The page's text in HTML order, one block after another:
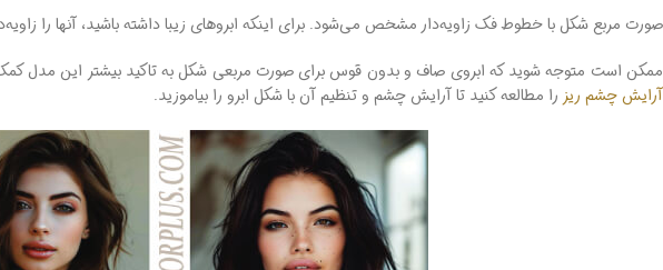
صورت مربع شکل با خطوط فک زاویه‌دار مشخص می‌شود. برای اینکه ابروهای زیبا داشته باشید، آنها را
ممکن است متوجه شوید که ابروی صاف و بدون قوس برای صورت مربعی شکل به تاکید بیشتر این مدل
آرایش چشم ریز را مطالعه کنید تا آرایش چشم و تنظیم آن با شکل ابرو را بیاموزید.